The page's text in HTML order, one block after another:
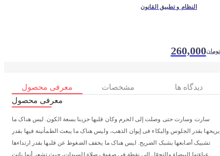
النظام و تطبیق القانون
260,000تومان
معرفی محصول مشخصات
دیدگاه ها
معرفی محصول
سارت وسارت حتی وصلت إلی الحرم وکان قلبها حزینا بسعة الکون. لیس هناک ما
یریحها بقدر الجلوس والبکاء فی إیوان الذهب، ولیس هناک ما یبعث الطمأنینة فیها بقدر
تشبیک أصابعها بشبک الضریح. لیس هناک ما یخفف الضغوط عن قلبها بقدر ارتداءها
عباءتها البیضاء والتحوّل إلی نقطة فی صفوف صلاة السیدات، حیث تشعر أنها باتت